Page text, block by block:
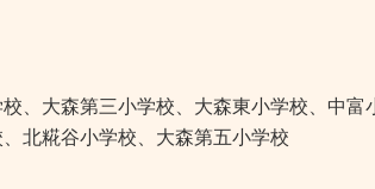
校、大森第三小学校、大森東小学校、中
北糀谷小学校、大森第五小学校